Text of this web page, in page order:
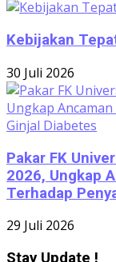
Kebijakan
30 Juli 2026
Pakar FK
2026, Ungkap
Terhadap
29 Juli 2026
Stay Update !